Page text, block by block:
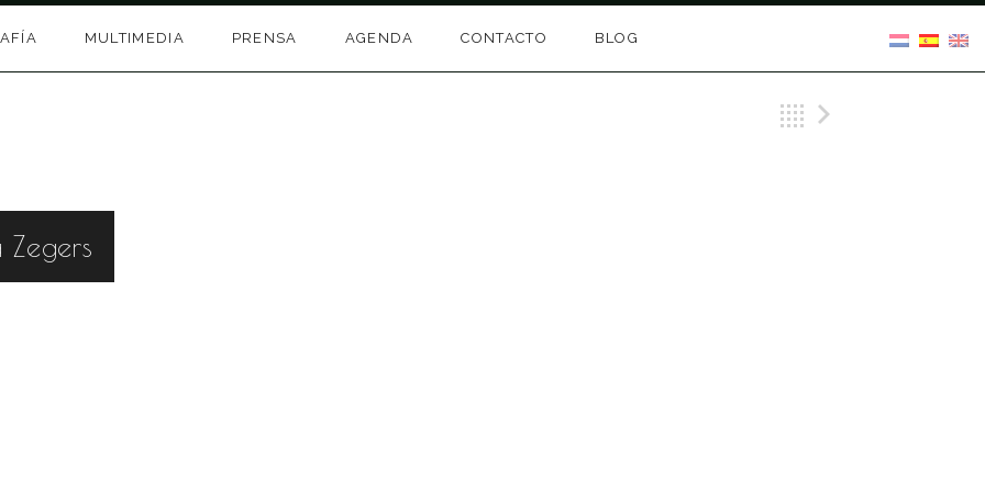
MULTIMEDIA PRENSA AGENDA CONTACTO BLOG
Back
Zegers